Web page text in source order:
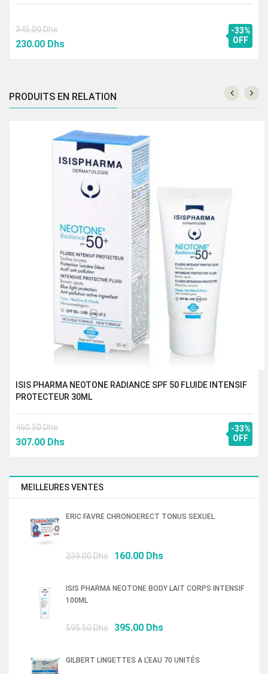
MEILLEURES VENTES
ERIC FAVRE CHRONOERECT TONUS SEXUEL
239.00Dhs
Le
initial
160.00 DhsLe
actuel
ISIS PHARMA NEOTONE BODY LAIT CORPS INTENSIF
100ML
595.50Dhs
Le
initial
395.00 DhsLe
actuel
GILBERT LINGETTES A L’EAU 70 UNITÉS
345.00Dhs
Le
345.00 Dhs.
230.00 DhsLe
230.00 Dhs.
-33%
OFF
PRODUITS EN RELATION
ISIS PHARMA NEOTONE RADIANCE SPF 50 FLUIDE INTENSIF
PROTECTEUR 30ML
460.50Dhs
Le
était :
307.00 DhsLe
est :
-33%
OFF